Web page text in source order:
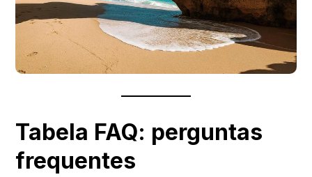
Tabela FAQ: perguntas
frequentes